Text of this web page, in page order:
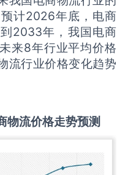
计2026年底，电商
2033年，我国电商
来8年行业平均价格
流行业价格变化趋势
物流价格走势预测